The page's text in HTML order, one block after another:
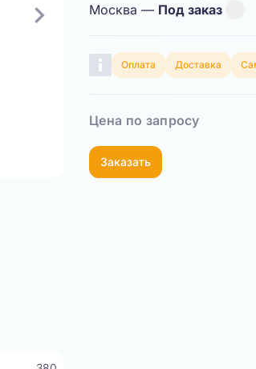
Москва — Под заказ
Оплата Доставка
Цена по запросу
Заказать